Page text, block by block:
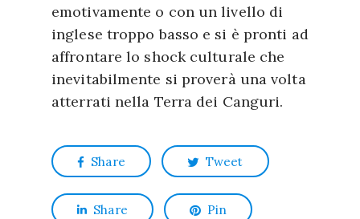
emotivamente o con un livello di
inglese troppo basso e si è pronti ad
affrontare lo shock culturale che
inevitabilmente si proverà una volta
atterrati nella Terra dei Canguri.
Share Tweet
Share Pin